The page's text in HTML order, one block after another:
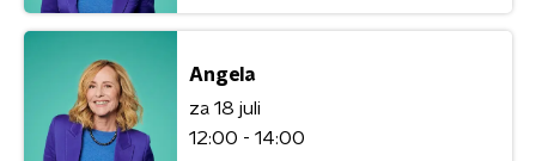
Angela
za 18 juli
12:00 - 14:00